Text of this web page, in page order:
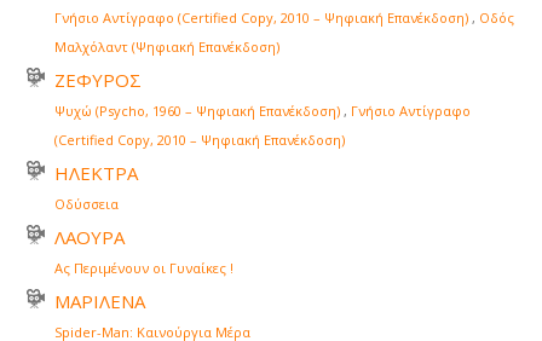
Γνήσιο Αντίγραφο (Certified Copy, 2010 – Ψηφιακή Επανέκδοση) , Οδός
Μαλχόλαντ (Ψηφιακή Επανέκδοση)
ΖΕΦΥΡΟΣ
Ψυχώ (Psycho, 1960 – Ψηφιακή Επανέκδοση) , Γνήσιο Αντίγραφο
(Certified Copy, 2010 – Ψηφιακή Επανέκδοση)
ΗΛΕΚΤΡΑ
Οδύσσεια
ΛΑΟΥΡΑ
Ας Περιμένουν οι Γυναίκες !
ΜΑΡΙΛΕΝΑ
Spider-Man: Καινούργια Μέρα